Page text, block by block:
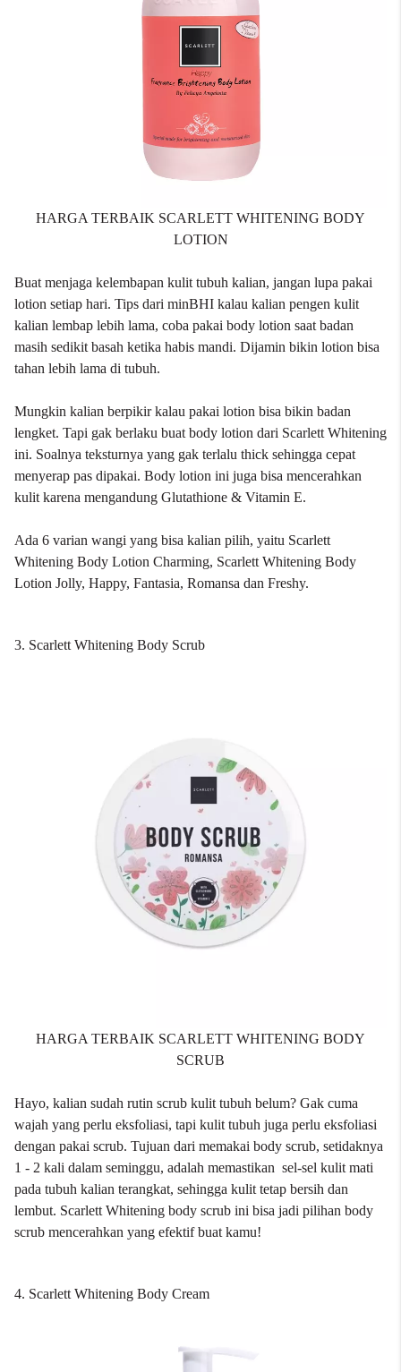
HARGA TERBAIK SCARLETT WHITENING BODY
LOTION
Buat menjaga kelembapan kulit tubuh kalian, jangan lupa pakai
lotion setiap hari. Tips dari minBHI kalau kalian pengen kulit
kalian lembap lebih lama, coba pakai body lotion saat badan
masih sedikit basah ketika habis mandi. Dijamin bikin lotion bisa
tahan lebih lama di tubuh.
Mungkin kalian berpikir kalau pakai lotion bisa bikin badan
lengket. Tapi gak berlaku buat body lotion dari Scarlett Whitening
ini. Soalnya teksturnya yang gak terlalu thick sehingga cepat
menyerap pas dipakai. Body lotion ini juga bisa mencerahkan
kulit karena mengandung Glutathione & Vitamin E.
Ada 6 varian wangi yang bisa kalian pilih, yaitu Scarlett
Whitening Body Lotion Charming, Scarlett Whitening Body
Lotion Jolly, Happy, Fantasia, Romansa dan Freshy.
3. Scarlett Whitening Body Scrub
HARGA TERBAIK SCARLETT WHITENING BODY
SCRUB
Hayo, kalian sudah rutin scrub kulit tubuh belum? Gak cuma
wajah yang perlu eksfoliasi, tapi kulit tubuh juga perlu eksfoliasi
dengan pakai scrub. Tujuan dari memakai body scrub, setidaknya
1 - 2 kali dalam seminggu, adalah memastikan sel-sel kulit mati
pada tubuh kalian terangkat, sehingga kulit tetap bersih dan
lembut. Scarlett Whitening body scrub ini bisa jadi pilihan body
scrub mencerahkan yang efektif buat kamu!
4. Scarlett Whitening Body Cream